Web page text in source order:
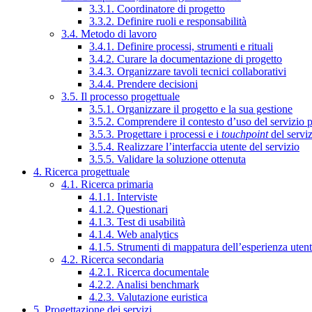
3.3.1. Coordinatore di progetto
3.3.2. Definire ruoli e responsabilità
3.4. Metodo di lavoro
3.4.1. Definire processi, strumenti e rituali
3.4.2. Curare la documentazione di progetto
3.4.3. Organizzare tavoli tecnici collaborativi
3.4.4. Prendere decisioni
3.5. Il processo progettuale
3.5.1. Organizzare il progetto e la sua gestione
3.5.2. Comprendere il contesto d’uso del servizio
3.5.3. Progettare i processi e i touchpointdel
3.5.4. Realizzare l’interfaccia utente del servizio
3.5.5. Validare la soluzione ottenuta
4. Ricerca progettuale
4.1. Ricerca primaria
4.1.1. Interviste
4.1.2. Questionari
4.1.3. Test di usabilità
4.1.4. Web analytics
4.1.5. Strumenti di mappatura dell’esperienza
4.2. Ricerca secondaria
4.2.1. Ricerca documentale
4.2.2. Analisi benchmark
4.2.3. Valutazione euristica
5. Progettazione dei servizi